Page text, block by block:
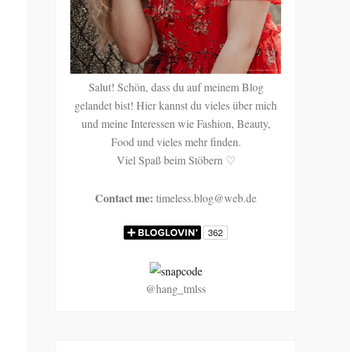
Salut! Schön, dass du auf meinem Blog
gelandet bist! Hier kannst du vieles über mich
und meine Interessen wie Fashion, Beauty,
Food und vieles mehr finden.
Viel Spaß beim Stöbern ♡
Contact me: timeless.blog@web.de
@hang_tmlss